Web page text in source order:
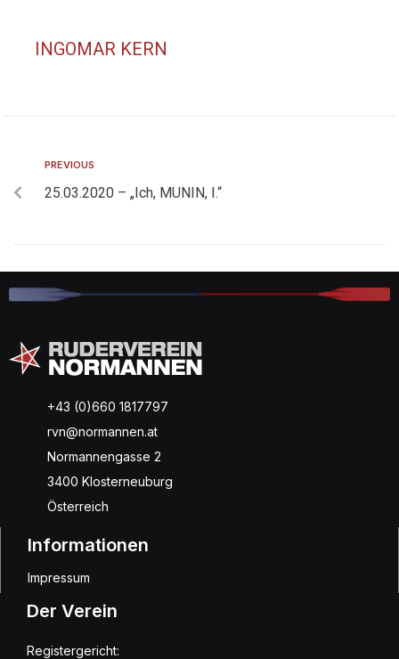
INGOMAR KERN
PREVIOUS
25.03.2020 – „Ich, MUNIN, I.“
+43 (0)660 1817797
rvn@normannen.at
Normannengasse 2
3400 Klosterneuburg
Österreich
Informationen
Impressum
Der Verein
Registergericht: